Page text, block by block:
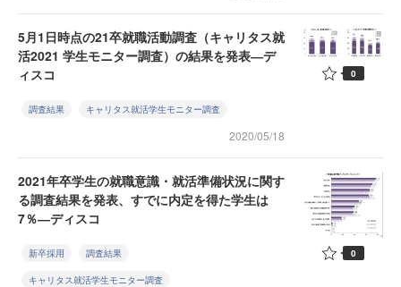
5月1日時点の21卒就職活動調査（キャリタス就
活2021 学生モニター調査）の結果を発表―デ
ィスコ
調査結果 キャリタス就活学生モニター調査
2020/05/18
0
2021年卒学生の就職意識・就活準備状況に関す
る調査結果を発表、すでに内定を得た学生は
7％―ディスコ
新卒採用 調査結果
キャリタス就活学生モニター調査
0